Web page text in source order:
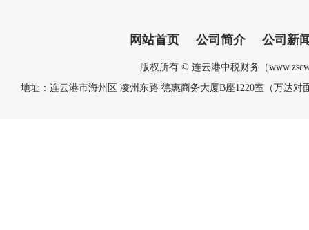
网站首页 公司简介 公司新
版权所有 © 连云港中税财务（
地址：连云港市海州区 凌州东路 德惠商务大厦B座1220室（万达对